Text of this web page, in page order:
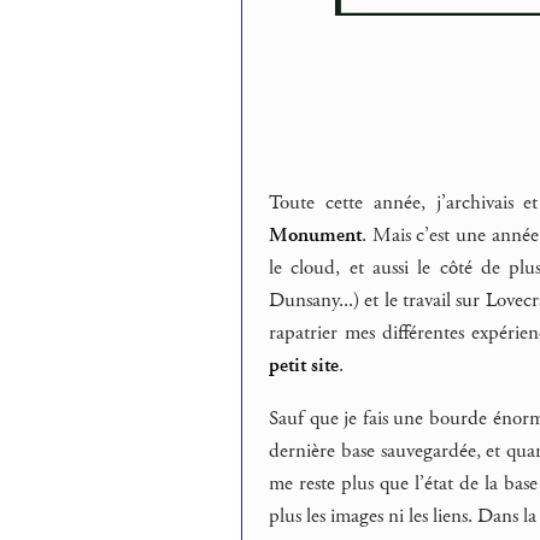
Toute cette année,
Monument. Mais c’est une
le cloud, et aussi le côté de
Dunsany...) et le travail sur
rapatrier mes différentes
petit site.
Sauf que je fais une bourde
dernière base sauvegardée, et
me reste plus que l’état de la
plus les images ni les liens. Dans